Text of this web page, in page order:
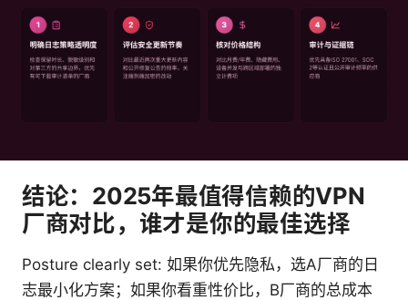
结论：2025年最值得信赖的VPN
厂商对比，谁才是你的最佳选择
Posture clearly set: 如果你优先隐私，选A厂商的日
志最小化方案；如果你看重性价比，B厂商的总成本